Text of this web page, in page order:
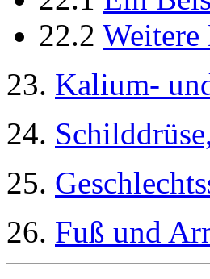
22.2 Weitere
23. Kalium-
24.
25.
26. Fuß und